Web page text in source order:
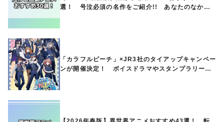
選！ 号泣必須の名作をご紹介!! あなたのなかの
「カラフルピーチ」×JR3社のタイアップキャンペー
ンが開催決定！ ボイスドラマやスタンプラリー、